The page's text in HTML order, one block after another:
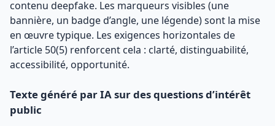
contenu deepfake. Les marqueurs visibles (une
bannière, un badge d’angle, une légende) sont la mise
en œuvre typique. Les exigences horizontales de
l’article 50(5) renforcent cela : clarté, distinguabilité,
accessibilité, opportunité.
Texte généré par IA sur des questions d’intérêt
public